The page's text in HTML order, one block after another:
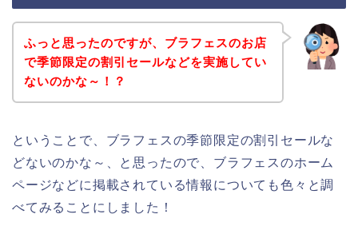
ふっと思ったのですが、ブラフェスのお店
で季節限定の割引セールなどを実施してい
ないのかな～！？
ということで、ブラフェスの季節限定の割引セールな
どないのかな～、と思ったので、ブラフェスのホーム
ページなどに掲載されている情報についても色々と調
べてみることにしました！